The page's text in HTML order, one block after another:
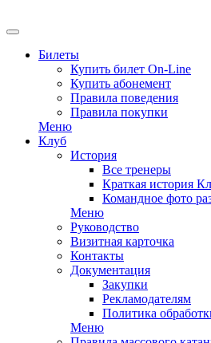
Билеты
Купить билет On-Line
Купить абонемент
Правила поведения
Правила покупки
Меню
Клуб
История
Все тренеры
Краткая история
Командное фото
Меню
Руководство
Визитная карточка
Контакты
Документация
Закупки
Рекламодателям
Политика
Меню